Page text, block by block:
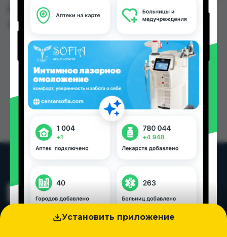
Установить приложение
Душанбе и других городах Таджикистана
Цена: от120.00 TJS